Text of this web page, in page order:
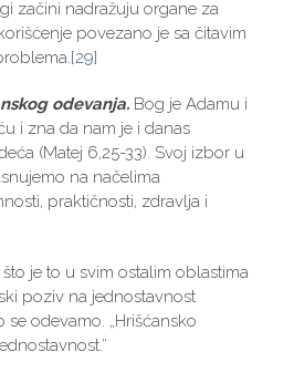
začini nadražuju organe za
povezano je sa čitavim
[29]
odevanja. Bog je Adamu i
i zna da nam je i danas
(Matej 6,25-33). Svoj izbor u
na načelima
praktičnosti, zdravlja i
što je to u svim ostalim oblastima
poziv na jednostavnost
odevamo. „Hrišćansko